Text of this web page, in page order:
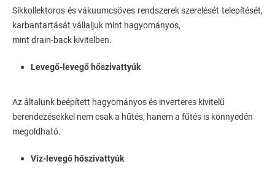
Síkkollektoros és vákuumcsöves rendszerek szerelését telepítését,
karbantartását vállaljuk mint hagyományos,
mint drain-back kivitelben.
Levegő-levegő hőszivattyúk
Az általunk beépített hagyományos és inverteres kivitelű
berendezésekkel nem csak a hűtés, hanem a fűtés is könnyedén
megoldható.
Víz-levegő hőszivattyúk